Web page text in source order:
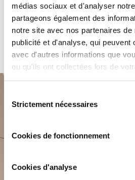
médias sociaux et d'analyser
partageons également des
notre site avec nos partenaires
publicité et d'analyse, qui peuvent
avec d'autres informations que
ou qu'ils ont collectées lors de
services.
duStrictement nécessaires
Cookies de fonctionnement
Cookies d'analyse
Planifiez votre